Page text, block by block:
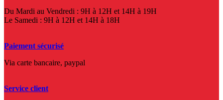
Du Mardi au Vendredi : 9H à 12H et 14H à 19H
Le Samedi : 9H à 12H et 14H à 18H
Paiement sécurisé
Via carte bancaire, paypal
Service client